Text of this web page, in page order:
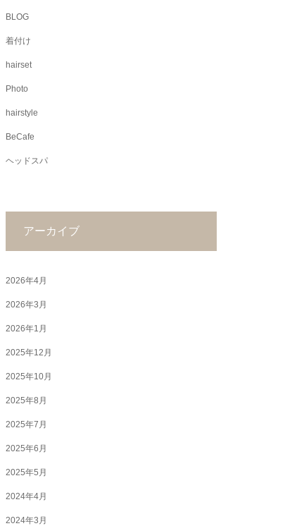
BLOG
着付け
hairset
Photo
hairstyle
BeCafe
ヘッドスパ
アーカイブ
2026年4月
2026年3月
2026年1月
2025年12月
2025年10月
2025年8月
2025年7月
2025年6月
2025年5月
2024年4月
2024年3月